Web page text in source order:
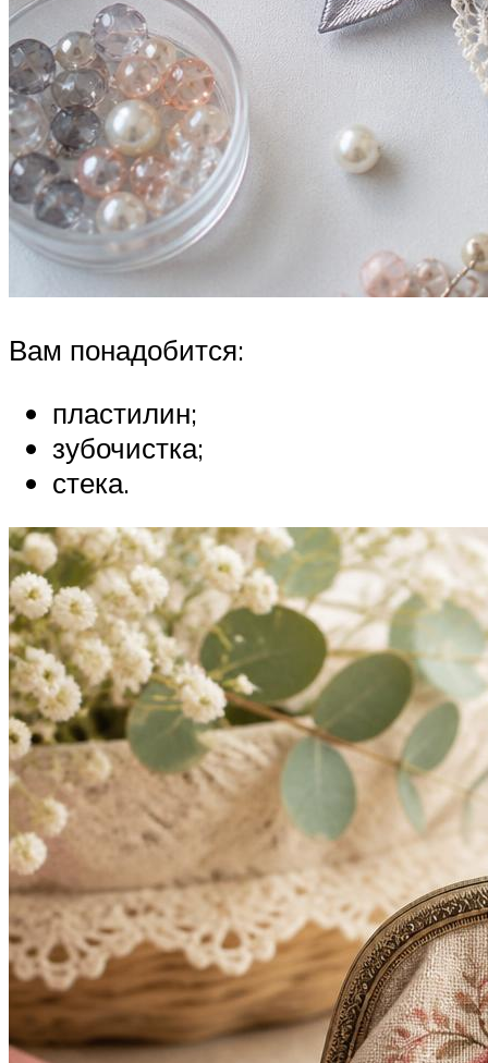
Вам понадобится:
пластилин;
зубочистка;
стека.